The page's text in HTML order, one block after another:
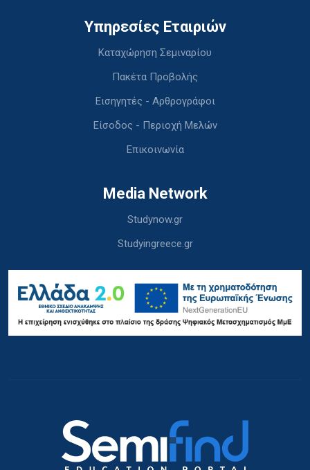
Υπηρεσίες Εταιριών
Καταχώρηση Σεμιναρίου
Πακέτα Προβολής
Εισηγητές - Αρθρογράφοι
Είσοδος - Περιοχή Μελών
Επικοινωνία
Media Network
Studynow.gr
Studyingreece.gr